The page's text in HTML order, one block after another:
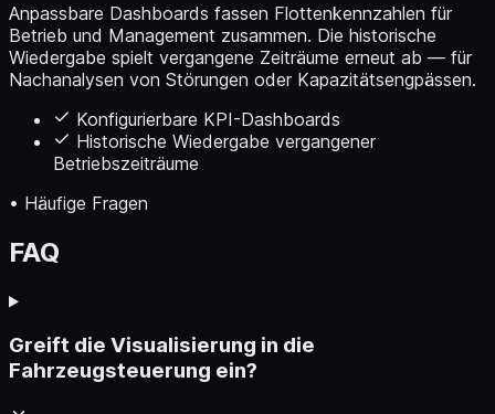
Anpassbare Dashboards fassen Flottenkennzahlen für
Betrieb und Management zusammen. Die historische
Wiedergabe spielt vergangene Zeiträume erneut ab — für
Nachanalysen von Störungen oder Kapazitätsengpässen.
Konfigurierbare KPI-Dashboards
Historische Wiedergabe vergangener
Betriebszeiträume
• Häufige Fragen
FAQ
Greift die Visualisierung in die
Fahrzeugsteuerung ein?